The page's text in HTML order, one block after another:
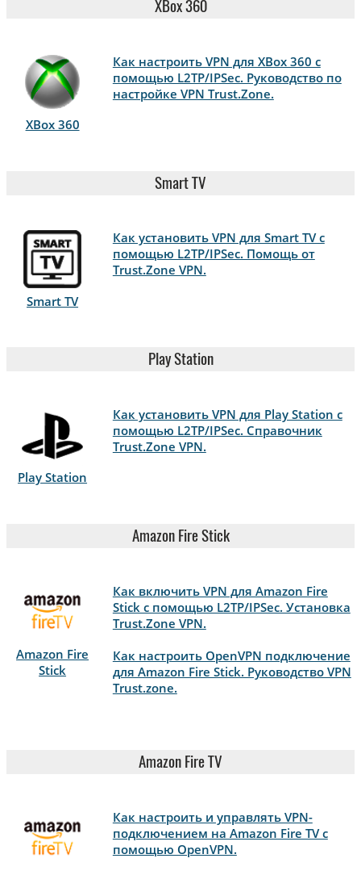
XBox 360
XBox 360
Как настроить VPN для XBox 360 с
помощью L2TP/IPSec. Руководство по
настройке VPN Trust.Zone.
Smart TV
Smart TV
Как установить VPN для Smart TV с
помощью L2TP/IPSec. Помощь от
Trust.Zone VPN.
Play Station
Play Station
Как установить VPN для Play Station с
помощью L2TP/IPSec. Справочник
Trust.Zone VPN.
Amazon Fire Stick
Amazon Fire
Stick
Как включить VPN для Amazon Fire
Stick с помощью L2TP/IPSec. Установка
Trust.Zone VPN.
Как настроить OpenVPN подключение
для Amazon Fire Stick. Руководство VPN
Trust.zone.
Amazon Fire TV
Как настроить и управлять VPN-
подключением на Amazon Fire TV с
помощью OpenVPN.